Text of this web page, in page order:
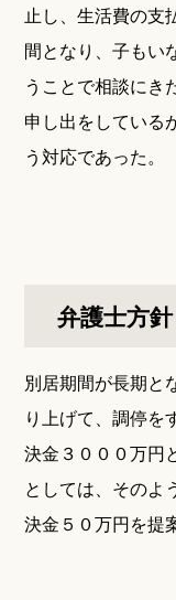
止し、生活費の支
間となり、子もい
うことで相談にき
申し出をしている
う対応であった。
弁護士方
別居期間が長期と
り上げて、調停を
決金３０００万円
としては、そのよ
決金５０万円を提